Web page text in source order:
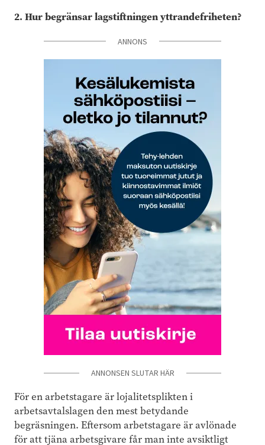
2. Hur begränsar lagstiftningen yttrandefriheten?
ANNONS
ANNONSEN SLUTAR HÄR
För en arbetstagare är lojalitetsplikten i
arbetsavtalslagen den mest betydande
begräsningen. Eftersom arbetstagare är avlönade
för att tjäna arbetsgivare får man inte avsiktligt